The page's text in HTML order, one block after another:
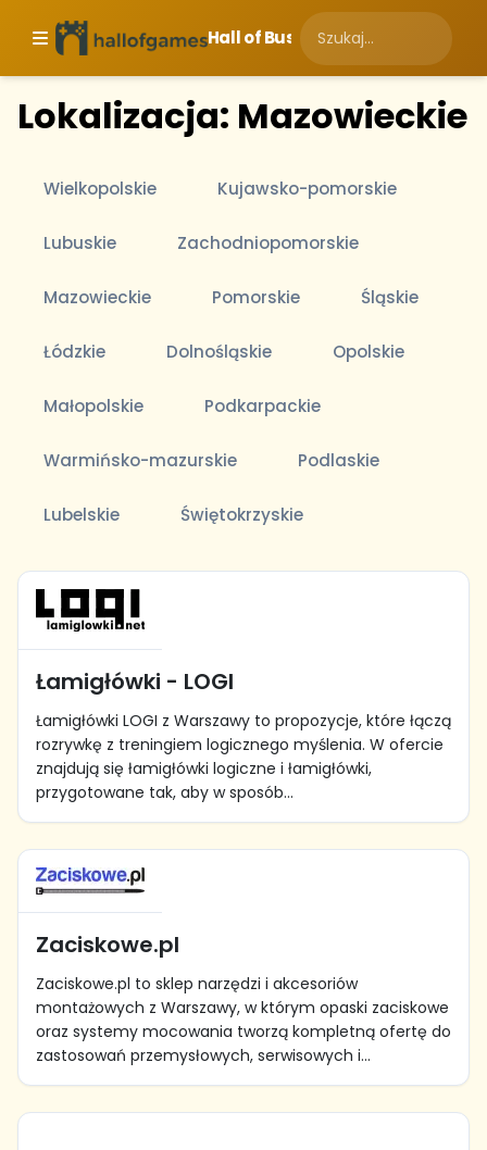
Hall of Business
Lokalizacja: Mazowieckie
Wielkopolskie Kujawsko-pomorskie
Lubuskie Zachodniopomorskie
Mazowieckie Pomorskie Śląskie
Łódzkie Dolnośląskie Opolskie
Małopolskie Podkarpackie
Warmińsko-mazurskie Podlaskie
Lubelskie Świętokrzyskie
Łamigłówki - LOGI
Łamigłówki LOGI z Warszawy to propozycje, które łączą
rozrywkę z treningiem logicznego myślenia. W ofercie
znajdują się łamigłówki logiczne i łamigłówki,
przygotowane tak, aby w sposób...
Zaciskowe.pl
Zaciskowe.pl to sklep narzędzi i akcesoriów
montażowych z Warszawy, w którym opaski zaciskowe
oraz systemy mocowania tworzą kompletną ofertę do
zastosowań przemysłowych, serwisowych i...